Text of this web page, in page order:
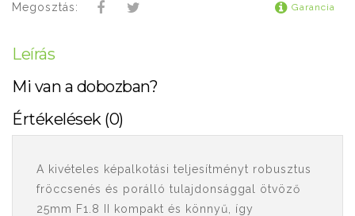
Megosztás: Garancia
Leírás
Mi van a dobozban?
Értékelések (0)
A kivételes képalkotási teljesítményt robusztus
fröccsenés és porálló tulajdonsággal ötvöző
25mm F1.8 II kompakt és könnyű, így